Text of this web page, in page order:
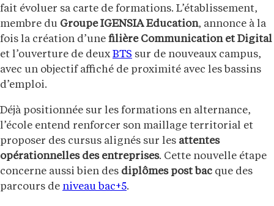
fait évoluer sa carte de formations. L’établissement,
membre du Groupe IGENSIA Education, annonce à la
fois la création d’une filière Communication et Digital
et l’ouverture de deux BTS sur de nouveaux campus,
avec un objectif affiché de proximité avec les bassins
d’emploi.
Déjà positionnée sur les formations en alternance,
l’école entend renforcer son maillage territorial et
proposer des cursus alignés sur les attentes
opérationnelles des entreprises. Cette nouvelle étape
concerne aussi bien des diplômes post bac que des
parcours de niveau bac+5.